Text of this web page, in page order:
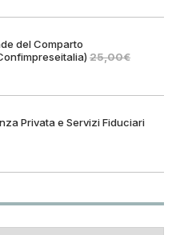
era:
è:
del Comparto
25,00€
Privata e Servizi Fiduciari